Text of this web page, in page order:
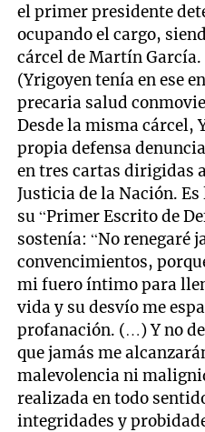
el primer presidente
ocupando el cargo,
cárcel de Martín
(Yrigoyen tenía en ese
precaria salud
Desde la misma cárcel,
propia defensa
en tres cartas dirigidas
Justicia de la Nación. Es
su “Primer Escrito de
sostenía: “No renegaré
convencimientos,
mi fuero íntimo para
vida y su desvío me
profanación. (…) Y no
que jamás me
malevolencia ni
realizada en todo
integridades y